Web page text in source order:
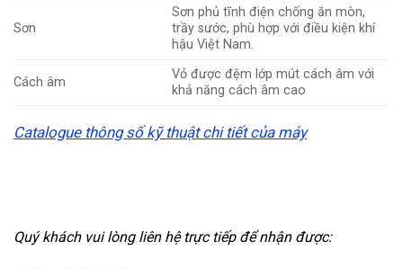
Sơn
Sơn phủ tĩnh điện chống ăn mòn,
trầy sước, phù hợp với điều kiện khí
hậu Việt Nam.
Cách âm
Vỏ được đệm lớp mút cách âm với
khả năng cách âm cao
Catalogue thông số kỹ thuật chi tiết của máy
Quý khách vui lòng liên hệ trực tiếp để nhận được: